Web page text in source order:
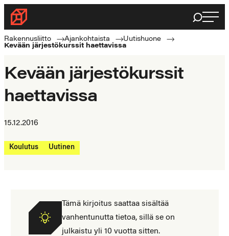
Siirry
suoraan
sisältöön
Rakennusliitto
Rakennusalan
ammattilaisten
Haku
Rakennusliitto Ajankohtaista
Uutishuone
Kevään järjestökurssit haettavissa
Kevään järjestökurssit
haettavissa
15.12.2016
Koulutus Uutinen
Tämä kirjoitus saattaa sisältää
vanhentunutta tietoa, sillä se on
julkaistu yli 10 vuotta sitten.